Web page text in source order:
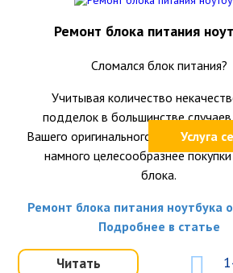
Услуга
Ремонт блока питания
Сломался блок питания?
Учитывая количество
подделок в большинстве
Вашего оригинального блока
намного целесообразнее
блока.
Ремонт блока питания ноутбука
Подробнее в статье
Читать